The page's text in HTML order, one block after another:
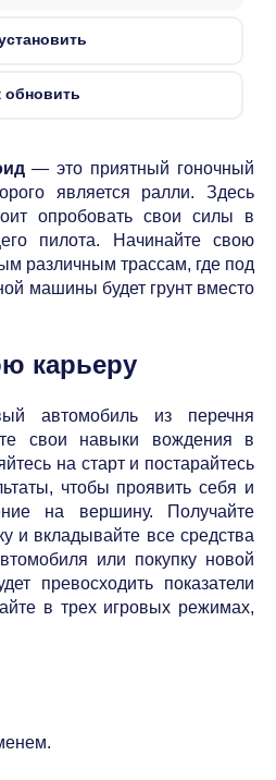
обновить
— это приятный гоночный
является ралли. Здесь
опробовать свои силы в
пилота. Начинайте свою
различным трассам, где под
машины будет грунт вместо
карьеру
автомобиль из перечня
свои навыки вождения в
на старт и постарайтесь
чтобы проявить себя и
на вершину. Получайте
и вкладывайте все средства
или покупку новой
превосходить показатели
в трех игровых режимах,